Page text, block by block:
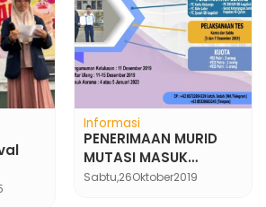
di
Informasi
PENERIMAAN MURID
MUTASI MASUK
SEMESTER GENAP TP
Sabtu,26Oktober2019